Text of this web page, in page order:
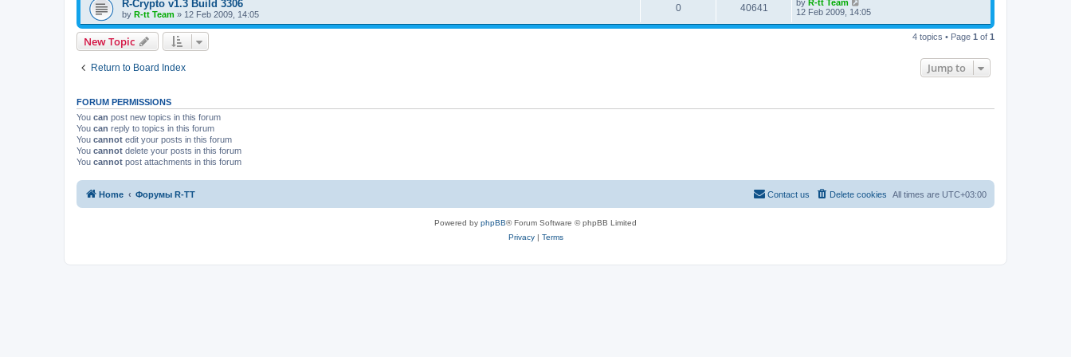
e
l
i
s
tp
o
s
R-Crypto v1.3 Build 3306
by R-tt Team » 12 Feb 2009, 14:05
0R
e
e
40641
i
a
t
by R-tt Team
12 Feb 2009, 14:05
New Topic 4 topics • Page 1 of 1
Return to Board Index Jump to
FORUM PERMISSIONS
You can post new topics in this forum
You can reply to topics in this forum
You cannot edit your posts in this forum
You cannot delete your posts in this forum
You cannot post attachments in this forum
Home Форумы R-TT All times are UTC+03:00
Delete cookies
Contact us
Powered by phpBB® Forum Software © phpBB Limited
Privacy| Terms